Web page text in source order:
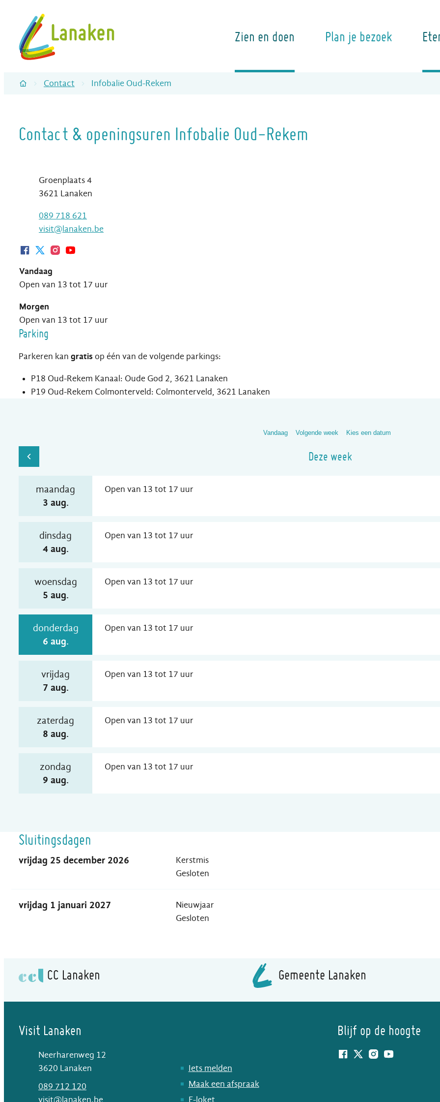
Naar inhoud
Toerisme gemeente Lanaken
Zien en doen Plan je bezoek
Startpagina
Contact Infobalie Oud-Rekem
Contact & openingsuren Infobalie Oud-Rekem
AdresGroenplaats 4
,3621 Lanaken
089 718 621
E-mailvisit@lanaken.be
Facebook Infobalie Oud-Rekem
Twitter Infobalie Oud-Rekem
Instagram Infobalie Oud-Rekem
Youtube Infobalie Oud-Rekem
Vandaag
Open van 13 tot 17 uur
Morgen
Open van 13 tot 17 uur
Parking
Parkeren kan gratis op één van de volgende parkings:
P18 Oud-Rekem Kanaal: Oude God 2, 3621 Lanaken
P19 Oud-Rekem Colmonterveld: Colmonterveld, 3621 Lanaken
Vandaag Volgende week Kies een datum
Deze week
Bekijk openingsuren van de week hiervoor
maandag
3 aug.
2026
Open van 13 tot 17 uur
dinsdag
4 aug.
2026
Open van 13 tot 17 uur
woensdag
5 aug.
2026
Open van 13 tot 17 uur
donderdag
6 aug.
2026
Open van 13 tot 17 uur
vrijdag
7 aug.
2026
Open van 13 tot 17 uur
zaterdag
8 aug.
2026
Open van 13 tot 17 uur
zondag
9 aug.
2026
Open van 13 tot 17 uur
Sluitingsdagen
vrijdag 25 december 2026
Kerstmis
Gesloten
vrijdag 1 januari 2027
Nieuwjaar
Gesloten
CC Lanaken Gemeente Lanaken
Visit Lanaken
Neerharenweg 12
,3620 Lanaken
089 712 120
E-mailvisit@lanaken.be
Iets melden
Maak een afspraak
E-loket
Blijf op de hoogte
Facebook
TwitterInstagram
YouTube